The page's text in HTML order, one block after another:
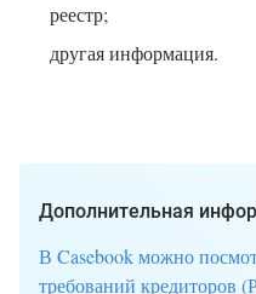
реестр;
другая информация.
Дополнительная
В Casebook можно
требований кредиторов